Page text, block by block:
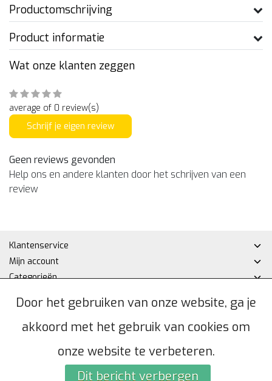
Productomschrijving
Product informatie
Wat onze klanten zeggen
average of 0 review(s)
Schrijf je eigen review
Geen reviews gevonden
Help ons en andere klanten door het schrijven van een
review
Klantenservice
Mijn account
Categorieën
© Copyright 2026 - Hakan DHZ | Realisatie InStijl Media
Door het gebruiken van onze website, ga je
akkoord met het gebruik van cookies om
onze website te verbeteren.
Dit bericht verbergen